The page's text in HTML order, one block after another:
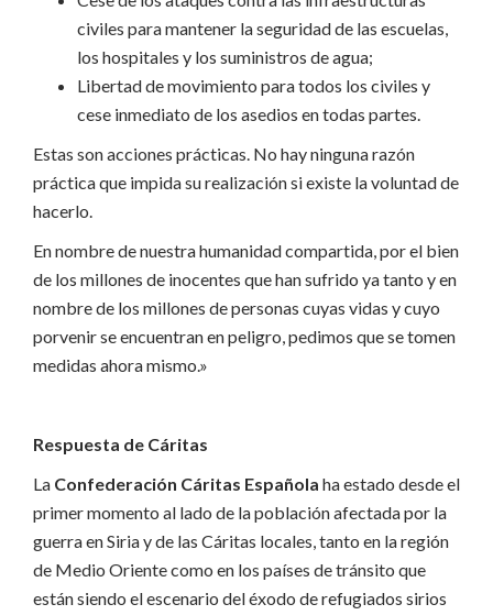
civiles para mantener la seguridad de las escuelas,
los hospitales y los suministros de agua;
Libertad de movimiento para todos los civiles y
cese inmediato de los asedios en todas partes.
Estas son acciones prácticas. No hay ninguna razón
práctica que impida su realización si existe la voluntad de
hacerlo.
En nombre de nuestra humanidad compartida, por el bien
de los millones de inocentes que han sufrido ya tanto y en
nombre de los millones de personas cuyas vidas y cuyo
porvenir se encuentran en peligro, pedimos que se tomen
medidas ahora mismo.»
Respuesta de Cáritas
La Confederación Cáritas Española ha estado desde el
primer momento al lado de la población afectada por la
guerra en Siria y de las Cáritas locales, tanto en la región
de Medio Oriente como en los países de tránsito que
están siendo el escenario del éxodo de refugiados sirios